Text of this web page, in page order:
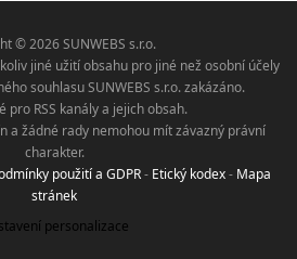
© 2026 SUNWEBS s.r.o.
jiné užití obsahu pro jiné než osobní účely
souhlasu SUNWEBS s.r.o. zakázáno.
pro RSS kanály a jejich obsah.
a žádné rady nemohou mít závazný právní
charakter.
použití a GDPR- Etický kodex- Mapa
stránek
personalizace